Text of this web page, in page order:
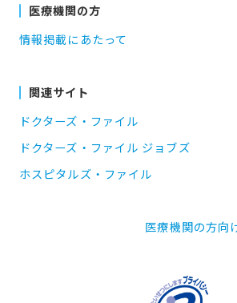
医療機関の方
情報掲載にあたって
関連サイト
ドクターズ・ファイル
ドクターズ・ファイル ジョブズ
ホスピタルズ・ファイル
医療機関の方向